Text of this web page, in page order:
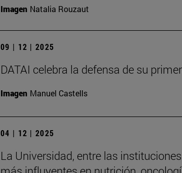
Imagen Natalia Rouzaut
09 | 12 | 2025
DATAI celebra la defensa de su
Imagen Manuel Castells
04 | 12 | 2025
La Universidad, entre las